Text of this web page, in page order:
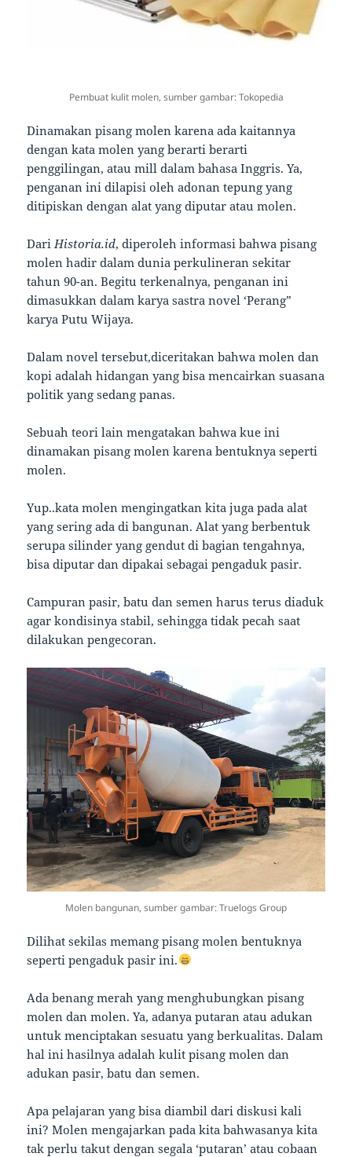
Pembuat kulit molen, sumber gambar: Tokopedia
Dinamakan pisang molen karena ada kaitannya
dengan kata molen yang berarti berarti
penggilingan, atau mill dalam bahasa Inggris. Ya,
penganan ini dilapisi oleh adonan tepung yang
ditipiskan dengan alat yang diputar atau molen.
DariHistoria.id, diperoleh informasi bahwa pisang
molen hadir dalam dunia perkulineran sekitar
tahun 90-an. Begitu terkenalnya, penganan ini
dimasukkan dalam karya sastra novel ‘Perang”
karya Putu Wijaya.
Dalam novel tersebut,diceritakan bahwa molen dan
kopi adalah hidangan yang bisa mencairkan suasana
politik yang sedang panas.
Sebuah teori lain mengatakan bahwa kue ini
dinamakan pisang molen karena bentuknya seperti
molen.
Yup..kata molen mengingatkan kita juga pada alat
yang sering ada di bangunan. Alat yang berbentuk
serupa silinder yang gendut di bagian tengahnya,
bisa diputar dan dipakai sebagai pengaduk pasir.
Campuran pasir, batu dan semen harus terus diaduk
agar kondisinya stabil, sehingga tidak pecah saat
dilakukan pengecoran.
Molen bangunan, sumber gambar: Truelogs Group
Dilihat sekilas memang pisang molen bentuknya
seperti pengaduk pasir ini.
Ada benang merah yang menghubungkan pisang
molen dan molen. Ya, adanya putaran atau adukan
untuk menciptakan sesuatu yang berkualitas. Dalam
hal ini hasilnya adalah kulit pisang molen dan
adukan pasir, batu dan semen.
Apa pelajaran yang bisa diambil dari diskusi kali
ini? Molen mengajarkan pada kita bahwasanya kita
tak perlu takut dengan segala ‘putaran’ atau cobaan